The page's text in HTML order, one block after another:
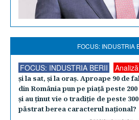
FOCUS: INDUSTRIA
FOCUS: INDUSTRIA BERII Analiză
şi la sat, şi la oraş. Aproape 90 de
din România pun pe piaţă peste
şi au ţinut vie o tradiţie de peste
păstrat berea caracterul naţional?